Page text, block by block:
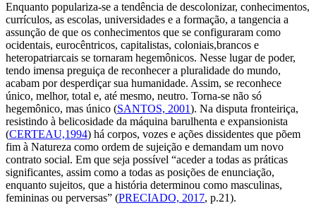
Enquanto populariza-se a tendência de descolonizar, conhecimentos,
currículos, as escolas, universidades e a formação, a tangencia a
assunção de que os conhecimentos que se configuraram como
ocidentais, eurocêntricos, capitalistas, coloniais,brancos e
heteropatriarcais se tornaram hegemônicos. Nesse lugar de poder,
tendo imensa preguiça de reconhecer a pluralidade do mundo,
acabam por desperdiçar sua humanidade. Assim, se reconhece
único, melhor, total e, até mesmo, neutro. Torna-se não só
hegemônico, mas único (SANTOS, 2001). Na disputa fronteiriça,
resistindo à belicosidade da máquina barulhenta e expansionista
(CERTEAU,1994) há corpos, vozes e ações dissidentes que põem
fim à Natureza como ordem de sujeição e demandam um novo
contrato social. Em que seja possível “aceder a todas as práticas
significantes, assim como a todas as posições de enunciação,
enquanto sujeitos, que a história determinou como masculinas,
femininas ou perversas” (PRECIADO, 2017, p.21).